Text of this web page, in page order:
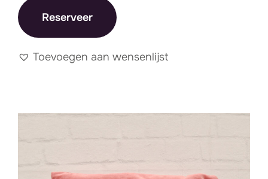
Reserveer
Toevoegen aan wensenlijst